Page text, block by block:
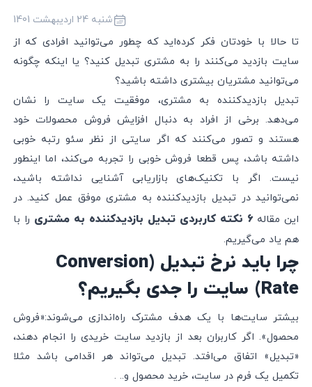
شنبه 24 اردیبهشت 1401
تا حالا با خودتان فکر کرده‌اید که چطور می‌توانید افرادی که از
سایت بازدید می‌کنند را به مشتری تبدیل کنید؟ یا اینکه چگونه
می‌توانید مشتریان بیشتری داشته باشید؟
تبدیل بازدیدکننده به مشتری، موفقیت یک سایت را نشان
می‌دهد. برخی از افراد به دنبال افزایش فروش محصولات خود
هستند و تصور می‌کنند که اگر سایتی از نظر سئو رتبه خوبی
داشته باشد، پس قطعا فروش خوبی را تجربه می‌کند، اما اینطور
نیست. اگر با تکنیک‌های بازاریابی آشنایی نداشته باشید،
نمی‌توانید در تبدیل بازدیدکننده به مشتری موفق عمل کنید. در
این مقاله ۶ نکته کاربردی تبدیل بازدیدکننده به مشتری
را با
هم یاد می‌گیریم.
چرا باید نرخ تبدیل (Conversion
Rate) سایت را جدی بگیریم؟
بیشتر سایت‌ها با یک هدف مشترک راه‌اندازی می‌شوند:«فروش
محصول». اگر کاربران بعد از بازدید سایت خریدی را انجام دهند،‌
«تبدیل» اتفاق می‌افتد. تبدیل می‌تواند هر اقدامی باشد مثلا
تکمیل یک فرم در سایت، خرید محصول و.. .